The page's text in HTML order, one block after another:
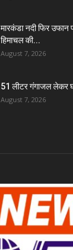
मारकंडा नदी फिर
हिमाचल की...
August 7, 2026
51 लीटर गंगाजल लेकर
August 7, 2026